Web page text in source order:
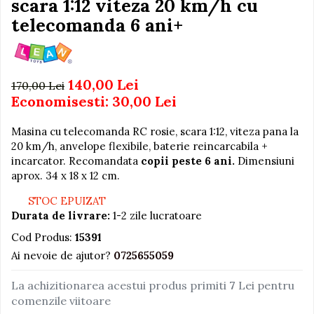
Jucarii de baie
Caluti balansoar
Interactive, educative si
muzicale
Ateliere si unelte
Blocuri de constructie
Covorase de dans
Creative
Jocuri de indemanare
Ingrijire cosmetica mamici
Perioada Sarcinii
Sisteme De Purtare
scara 1:12 viteza 20 km/h cu
telecomanda 6 ani+
170,00 Lei 140,00 Lei
Economisesti: 30,00 Lei
Masina cu telecomanda RC rosie, scara 1:12, viteza pana la
20 km/h, anvelope flexibile, baterie reincarcabila +
incarcator. Recomandata copii peste 6 ani. Dimensiuni
aprox. 34 x 18 x 12 cm.
STOC EPUIZAT
Durata de livrare: 1-2 zile lucratoare
Cod Produs: 15391
Ai nevoie de ajutor? 0725655059
La achizitionarea acestui produs primiti 7 Lei pentru
comenzile viitoare